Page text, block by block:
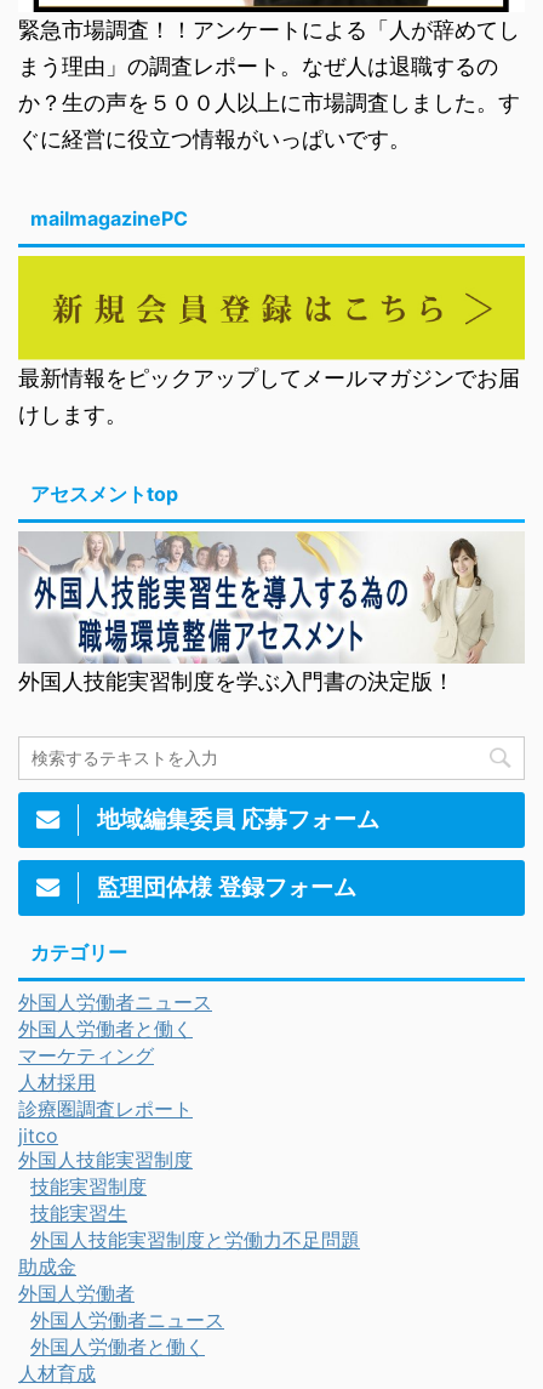
緊急市場調査！！アンケートによる「人が辞めてし
まう理由」の調査レポート。なぜ人は退職するの
か？生の声を５００人以上に市場調査しました。す
ぐに経営に役立つ情報がいっぱいです。
mailmagazinePC
最新情報をピックアップしてメールマガジンでお届
けします。
アセスメントtop
外国人技能実習制度を学ぶ入門書の決定版！
地域編集委員 応募フォーム
監理団体様 登録フォーム
カテゴリー
外国人労働者ニュース
外国人労働者と働く
マーケティング
人材採用
診療圏調査レポート
jitco
外国人技能実習制度
技能実習制度
技能実習生
外国人技能実習制度と労働力不足問題
助成金
外国人労働者
外国人労働者ニュース
外国人労働者と働く
人材育成